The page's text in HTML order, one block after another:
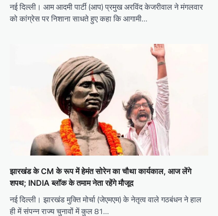
नई दिल्ली। आम आदमी पार्टी (आप) प्रमुख अरविंद केजरीवाल ने मंगलवार
को कांग्रेस पर निशाना साधते हुए कहा कि आगामी…
झारखंड के CM के रूप में हेमंत सोरेन का चौथा कार्यकाल, आज लेंगे
शपथ; INDIA ब्लॉक के तमाम नेता रहेंगे मौजूद
नई दिल्ली। झारखंड मुक्ति मोर्चा (जेएमएम) के नेतृत्व वाले गठबंधन ने हाल
ही में संपन्न राज्य चुनावों में कुल 81…